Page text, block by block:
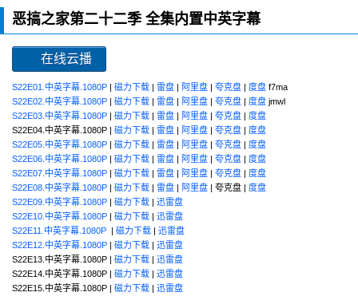
恶搞之家第二十二季 全集内置中英字幕
在线云播
S22E01.中英字幕.1080P | 磁力下载 | 雷盘 | 阿里盘 | 夸克盘 | 度盘 f7ma
S22E02.中英字幕.1080P | 磁力下载 | 雷盘 | 阿里盘 | 夸克盘 | 度盘 jmwl
S22E03.中英字幕.1080P | 磁力下载 | 雷盘 | 阿里盘 | 夸克盘 | 度盘
S22E04.中英字幕.1080P | 磁力下载 | 雷盘 | 阿里盘 | 夸克盘 | 度盘
S22E05.中英字幕.1080P | 磁力下载 | 雷盘 | 阿里盘 | 夸克盘 | 度盘
S22E06.中英字幕.1080P | 磁力下载 | 雷盘 | 阿里盘 | 夸克盘 | 度盘
S22E07.中英字幕.1080P | 磁力下载 | 雷盘 | 阿里盘 | 夸克盘 | 度盘
S22E08.中英字幕.1080P | 磁力下载 | 雷盘 | 阿里盘 | 夸克盘 | 度盘
S22E09.中英字幕.1080P | 磁力下载 | 迅雷盘
S22E10.中英字幕.1080P | 磁力下载 | 迅雷盘
S22E11.中英字幕.1080P | 磁力下载 | 迅雷盘
S22E12.中英字幕.1080P | 磁力下载 | 迅雷盘
S22E13.中英字幕.1080P | 磁力下载 | 迅雷盘
S22E14.中英字幕.1080P | 磁力下载 | 迅雷盘
S22E15.中英字幕.1080P | 磁力下载 | 迅雷盘